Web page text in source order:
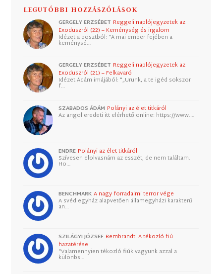
LEGUTÓBBI HOZZÁSZÓLÁSOK
GERGELY ERZSÉBET Reggeli naplójegyzetek az
Exoduszról (22) – Keménység és irgalom
Idézet a posztból: "A mai ember fejében a
keménysé…
GERGELY ERZSÉBET Reggeli naplójegyzetek az
Exoduszról (21) – Felkavaró
Idézet Ádám imájából: "„Urunk, a te igéd sokszor
f…
SZABADOS ÁDÁM Polányi az élet titkáról
Az angol eredeti itt elérhető online: https://www.…
ENDRE Polányi az élet titkáról
Szívesen elolvasnám az esszét, de nem találtam.
Ho…
BENCHMARK A nagy forradalmi terror vége
A svéd egyház alapvetően államegyházi karakterű
an…
SZILÁGYI JÓZSEF Rembrandt: A tékozló fiú
hazatérése
"Valamennyien tékozló fiúk vagyunk azzal a
különbs…